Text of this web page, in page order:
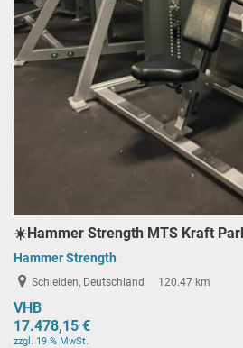
☀️Hammer Strength MTS Kraft
Hammer Strength
Schleiden, Deutschland 120.47 km
VHB
17.478,15 €
zzgl. 19 % MwSt.